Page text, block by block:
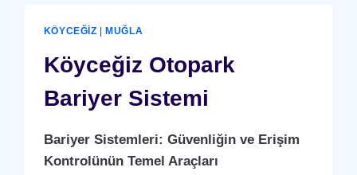
YAZILIMI
(PROGRAMI)
KÖYCEĞIZ MUĞLA
Köyceğiz Otopark
Bariyer Sistemi
Bariyer Sistemleri: Güvenliğin ve Erişim
Kontrolünün Temel Araçları